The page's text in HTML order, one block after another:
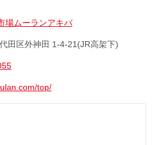
場ムーランアキバ
田区外神田 1-4-21(JR高架下)
top/